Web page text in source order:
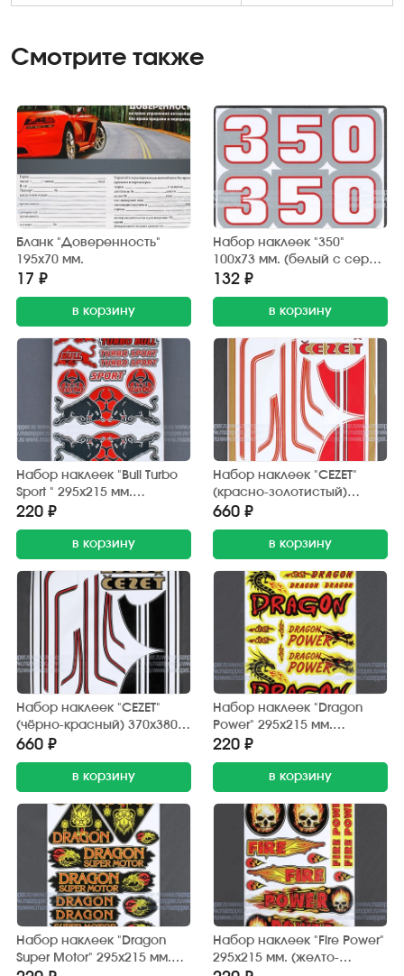
Смотрите также
Бланк "Доверенность"
195х70 мм.
17 ₽
в корзину
Набор наклеек "350"
100х73 мм. (белый с серой
окантовкой) 2 шт.
132 ₽
в корзину
Набор наклеек "Bull Turbo
Sport " 295х215 мм.
(красно-черный) 15 шт.
220 ₽
в корзину
Набор наклеек "CEZET"
(красно-золотистый)
370х380 мм. (10 шт.)
660 ₽
в корзину
Набор наклеек "CEZET"
(чёрно-красный) 370х380
мм. (10 шт.)
660 ₽
в корзину
Набор наклеек "Dragon
Power" 295х215 мм.
(красно-желтый) 12 шт.
220 ₽
в корзину
Набор наклеек "Dragon
Super Motor" 295х215 мм.
Набор наклеек "Fire Power"
295х215 мм. (желто-